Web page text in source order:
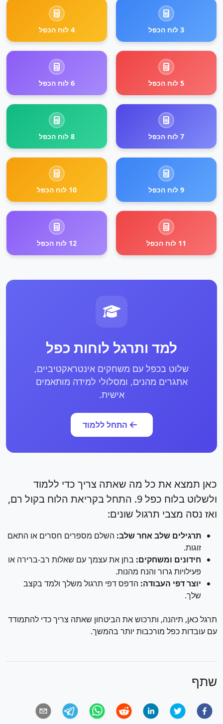
3 לוח הכפל 4 לוח הכפל
5 לוח הכפל 6 לוח הכפל
7 לוח הכפל 8 לוח הכפל
9 לוח הכפל 10 לוח הכפל
11 לוח הכפל 12 לוח הכפל
למד ותרגל לוחות כפל
שלוט בכפל עם משחקים אינטראקטיביים,
אתגרים מהנים, ומסלולי למידה מותאמים
אישית.
התחל ללמוד
כאן תמצא את כל מה שאתה צריך כדי ללמוד
ולשלוט בלוח כפל 9. התחל בקריאת הלוח בקול רם,
ואז נסה מצבי תרגול שונים:
תרגילים שלב אחר שלב: השלם מספרים חסרים או התאם
זוגות.
חידונים ומשחקים: בחן את עצמך עם שאלות רב-ברירה או
פעילויות גרור והנח מהנות.
יוצר דפי העבודה: הדפס דפי תרגול משלך ולמד בקצב
שלך.
תרגל כאן, תיהנה, ותרכוש את הביטחון שאתה צריך כדי להתמודד
עם עובדות כפל מורכבות יותר בהמשך.
שתף